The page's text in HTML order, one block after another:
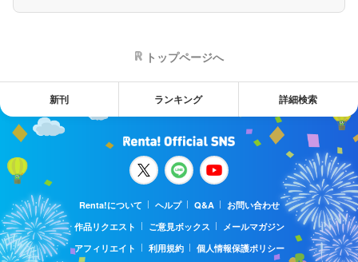
トップページへ
新刊 ランキング 詳細検索
Renta!について ヘルプ Q&A
お問い合わせ
作品リクエスト
ご意見ボックス
メールマガジン
アフィリエイト
利用規約
個人情報保護ポリシー